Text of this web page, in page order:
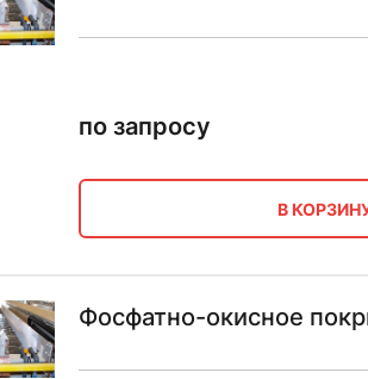
по запросу
В
Фосфатно-окисное